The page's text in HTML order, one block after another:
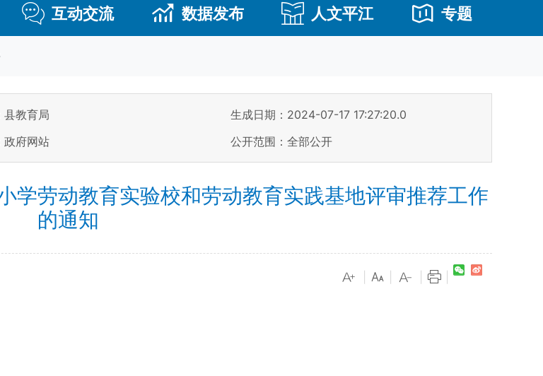
互动交流 数据发布 人文平江 专题
县教育局
生成日期：2024-07-17 17:27:20.0
政府网站 公开范围：全部公开
学劳动教育实验校和劳动教育实践基地评审推荐工作
的通知